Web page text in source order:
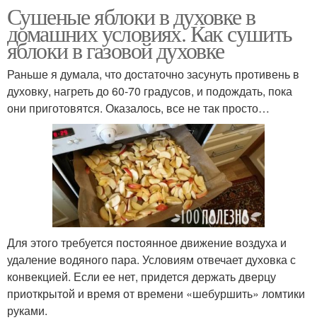
Сушеные яблоки в духовке в
домашних условиях. Как сушить
яблоки в газовой духовке
Раньше я думала, что достаточно засунуть противень в
духовку, нагреть до 60-70 градусов, и подождать, пока
они приготовятся. Оказалось, все не так просто…
Для этого требуется постоянное движение воздуха и
удаление водяного пара. Условиям отвечает духовка с
конвекцией. Если ее нет, придется держать дверцу
приоткрытой и время от времени «шебуршить» ломтики
руками.